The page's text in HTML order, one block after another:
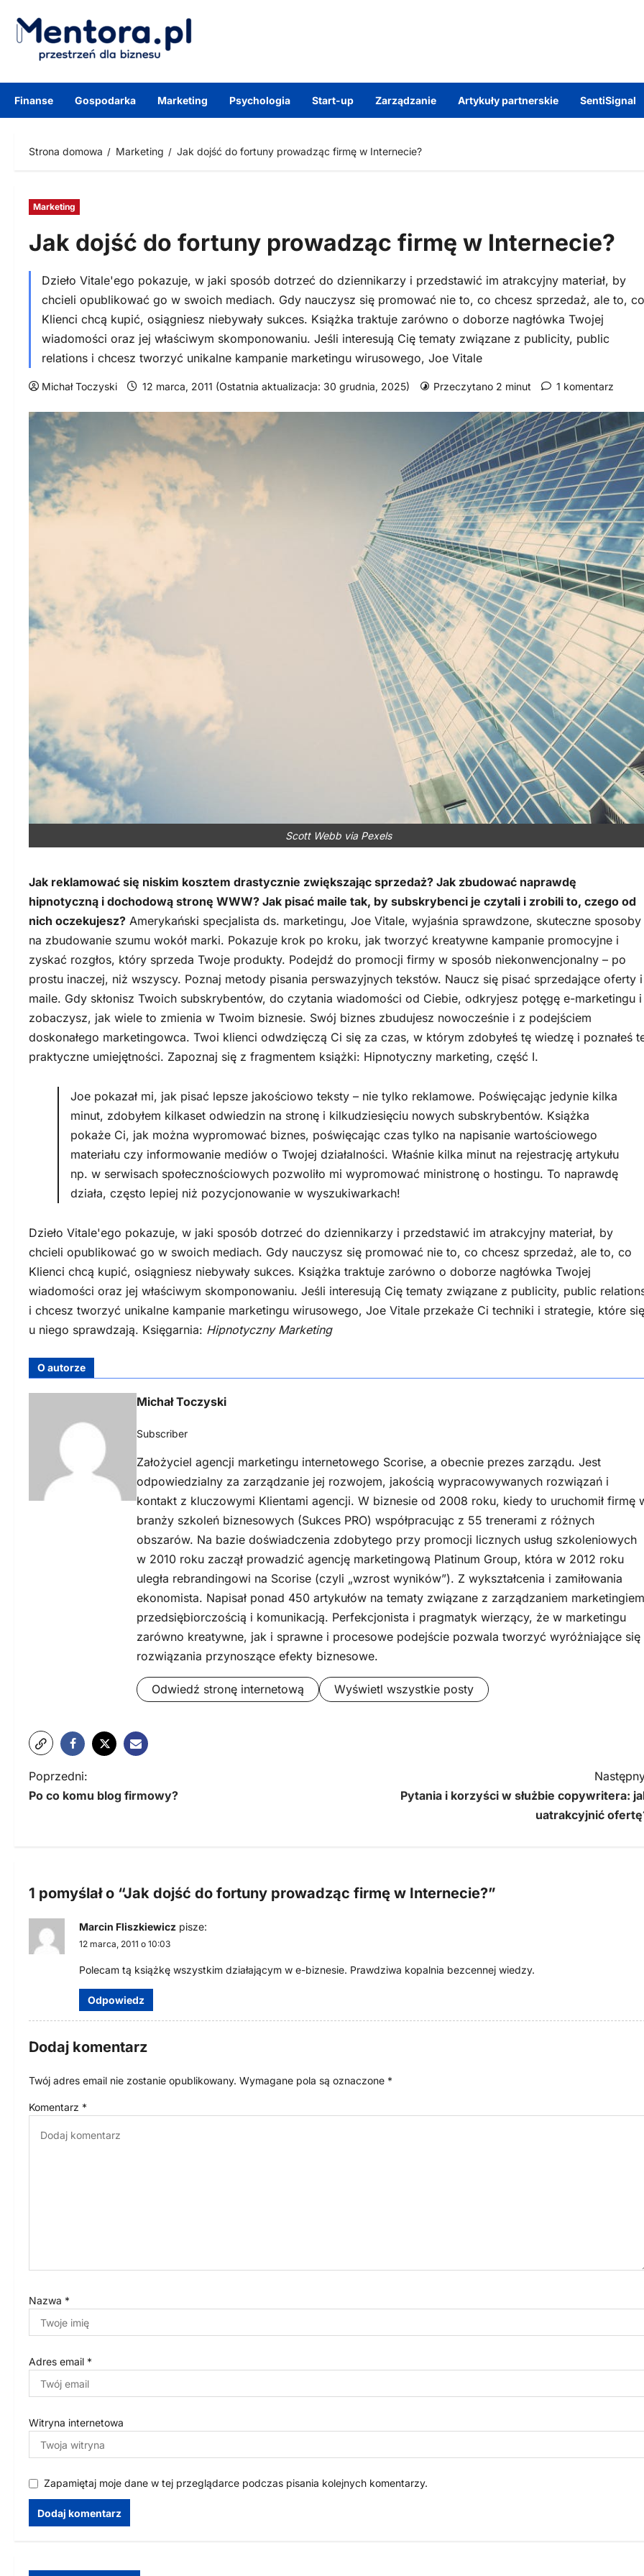
treści
Finanse Gospodarka Marketing Psychologia Start-up Zarządzanie Artykuły partnerskie SentiSignal
Strona domowa Marketing Jak dojść do fortuny prowadząc firmę w Internecie?
Marketing
Jak dojść do fortuny prowadząc firmę w Internecie?
Dzieło Vitale'ego pokazuje, w jaki sposób dotrzeć do dziennikarzy i przedstawić im atrakcyjny materiał, by
chcieli opublikować go w swoich mediach. Gdy nauczysz się promować nie to, co chcesz sprzedaż, ale to, co
Klienci chcą kupić, osiągniesz niebywały sukces. Książka traktuje zarówno o doborze nagłówka Twojej
wiadomości oraz jej właściwym skomponowaniu. Jeśli interesują Cię tematy związane z publicity, public
relations i chcesz tworzyć unikalne kampanie marketingu wirusowego, Joe Vitale
Michał Toczyski 12 marca, 2011 (Ostatnia aktualizacja: 30 grudnia, 2025) Przeczytano 2 minut 1 komentarz
Scott Webb via Pexels
Jak reklamować się niskim kosztem drastycznie zwiększając sprzedaż? Jak zbudować naprawdę
hipnotyczną i dochodową stronę WWW? Jak pisać maile tak, by subskrybenci je czytali i zrobili to, czego od
nich oczekujesz? Amerykański specjalista ds. marketingu, Joe Vitale, wyjaśnia sprawdzone, skuteczne sposoby
na zbudowanie szumu wokół marki. Pokazuje krok po kroku, jak tworzyć kreatywne kampanie promocyjne i
zyskać rozgłos, który sprzeda Twoje produkty. Podejdź do promocji firmy w sposób niekonwencjonalny – po
prostu inaczej, niż wszyscy. Poznaj metody pisania perswazyjnych tekstów. Naucz się pisać sprzedające oferty i
maile. Gdy skłonisz Twoich subskrybentów, do czytania wiadomości od Ciebie, odkryjesz potęgę e-marketingu i
zobaczysz, jak wiele to zmienia w Twoim biznesie. Swój biznes zbudujesz nowocześnie i z podejściem
doskonałego marketingowca. Twoi klienci odwdzięczą Ci się za czas, w którym zdobyłeś tę wiedzę i poznałeś
praktyczne umiejętności. Zapoznaj się z fragmentem książki: Hipnotyczny marketing, część I.
Joe pokazał mi, jak pisać lepsze jakościowo teksty – nie tylko reklamowe. Poświęcając jedynie kilka
minut, zdobyłem kilkaset odwiedzin na stronę i kilkudziesięciu nowych subskrybentów. Książka
pokaże Ci, jak można wypromować biznes, poświęcając czas tylko na napisanie wartościowego
materiału czy informowanie mediów o Twojej działalności. Właśnie kilka minut na rejestrację artykułu
np. w serwisach społecznościowych pozwoliło mi wypromować ministronę o hostingu. To naprawdę
działa, często lepiej niż pozycjonowanie w wyszukiwarkach!
Dzieło Vitale'ego pokazuje, w jaki sposób dotrzeć do dziennikarzy i przedstawić im atrakcyjny materiał, by
chcieli opublikować go w swoich mediach. Gdy nauczysz się promować nie to, co chcesz sprzedaż, ale to, co
Klienci chcą kupić, osiągniesz niebywały sukces. Książka traktuje zarówno o doborze nagłówka Twojej
wiadomości oraz jej właściwym skomponowaniu. Jeśli interesują Cię tematy związane z publicity, public
i chcesz tworzyć unikalne kampanie marketingu wirusowego, Joe Vitale przekaże Ci techniki i strategie, które się
u niego sprawdzają. Księgarnia: Hipnotyczny Marketing
O autorze
Michał Toczyski
Subscriber
Założyciel agencji marketingu internetowego Scorise, a obecnie prezes zarządu. Jest
odpowiedzialny za zarządzanie jej rozwojem, jakością wypracowywanych rozwiązań i
kontakt z kluczowymi Klientami agencji. W biznesie od 2008 roku, kiedy to uruchomił firmę
branży szkoleń biznesowych (Sukces PRO) współpracując z 55 trenerami z różnych
obszarów. Na bazie doświadczenia zdobytego przy promocji licznych usług szkoleniowych
w 2010 roku zaczął prowadzić agencję marketingową Platinum Group, która w 2012 roku
uległa rebrandingowi na Scorise (czyli „wzrost wyników”). Z wykształcenia i zamiłowania
ekonomista. Napisał ponad 450 artykułów na tematy związane z zarządzaniem
przedsiębiorczością i komunikacją. Perfekcjonista i pragmatyk wierzący, że w marketingu
zarówno kreatywne, jak i sprawne i procesowe podejście pozwala tworzyć wyróżniające się
rozwiązania przynoszące efekty biznesowe.
Odwiedź stronę internetową Wyświetl wszystkie posty
N
a
g
j
p
s
u
Poprzedni:
Po co komu blog firmowy?
Pytania i korzyści w służbie copywritera:
uatrakcyjnić
1 pomyślał o “Jak dojść do fortuny prowadząc firmę w Internecie?”
Marcin Fliszkiewicz pisze:
12 marca, 2011 o 10:03
Polecam tą książkę wszystkim działającym w e-biznesie. Prawdziwa kopalnia bezcennej wiedzy.
Odpowiedz
Dodaj komentarz
Twój adres email nie zostanie opublikowany. Wymagane pola są oznaczone *
Komentarz *
Nazwa *
Adres email *
Witryna internetowa
Zapamiętaj moje dane w tej przeglądarce podczas pisania kolejnych komentarzy.